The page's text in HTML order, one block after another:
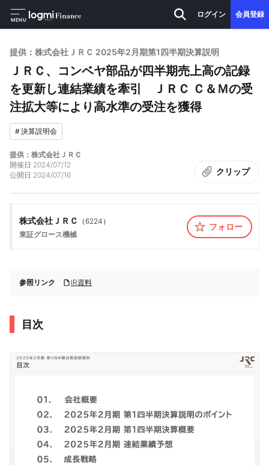
MENU
ログイン 会員登録
提供：株式会社ＪＲＣ 2025年2月期第1四半期決算説明
ＪＲＣ、コンベヤ部品が四半期売上高の記録
を更新し連結業績を牽引 ＪＲＣ Ｃ＆Ｍの受
注拡大等により高水準の受注を獲得
#決算説明会
提供：株式会社ＪＲＣ
開催日 2024/07/12
公開日 2024/07/16 クリップ
株式会社ＪＲＣ （6224 ）
東証グロース機械
フォロー
参照リンク IR資料
目次